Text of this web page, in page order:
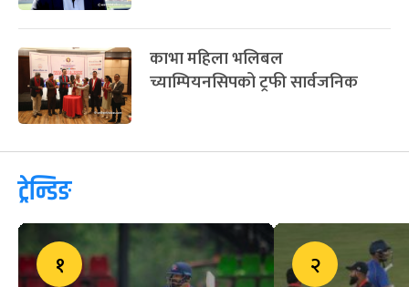
काभा महिला भलिबल
च्याम्पियनसिपको ट्रफी सार्वजनिक
ट्रेन्डिङ
१ २